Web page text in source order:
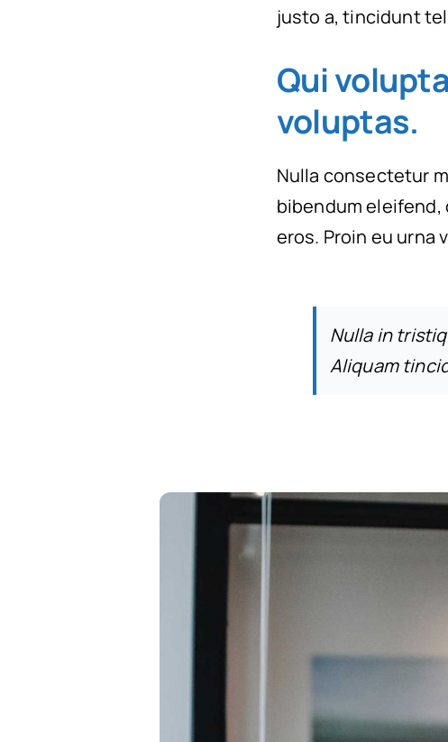
justo a, tincidunt
Qui
voluptas.
Nulla consectetur
bibendum eleifend,
eros. Proin eu urna
Nulla in
Aliquam